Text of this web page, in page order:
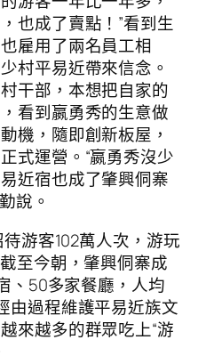
也成了賣點！”看到生
雇用了兩名員工相
村平易近帶來信念。
干部，本想把自家的
看到嬴勇秀的生意做
機，隨即創新板屋，
式運營。“嬴勇秀沒少
近宿也成了肇興侗寨
說。
游客102萬人次，游玩
至今朝，肇興侗寨成
、50多家餐廳，人均
由過程維護平易近族文
來越多的群眾吃上“游